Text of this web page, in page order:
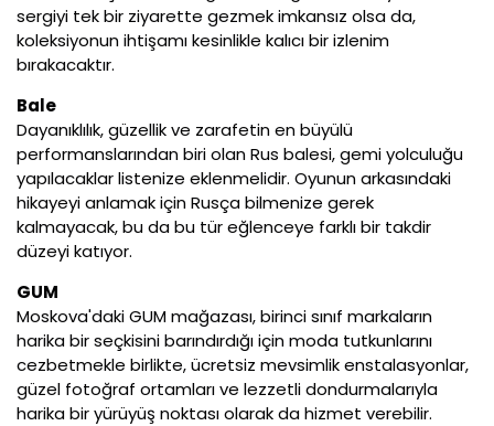
sergiyi tek bir ziyarette gezmek imkansız olsa da,
koleksiyonun ihtişamı kesinlikle kalıcı bir izlenim
bırakacaktır.
Bale
Dayanıklılık, güzellik ve zarafetin en büyülü
performanslarından biri olan Rus balesi, gemi yolculuğu
yapılacaklar listenize eklenmelidir. Oyunun arkasındaki
hikayeyi anlamak için Rusça bilmenize gerek
kalmayacak, bu da bu tür eğlenceye farklı bir takdir
düzeyi katıyor.
GUM
Moskova'daki GUM mağazası, birinci sınıf markaların
harika bir seçkisini barındırdığı için moda tutkunlarını
cezbetmekle birlikte, ücretsiz mevsimlik enstalasyonlar,
güzel fotoğraf ortamları ve lezzetli dondurmalarıyla
harika bir yürüyüş noktası olarak da hizmet verebilir.